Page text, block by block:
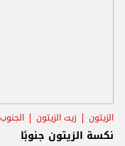
الزيتون زيت الزيتون الجنوب
نكسة الزيتون جنوبًا